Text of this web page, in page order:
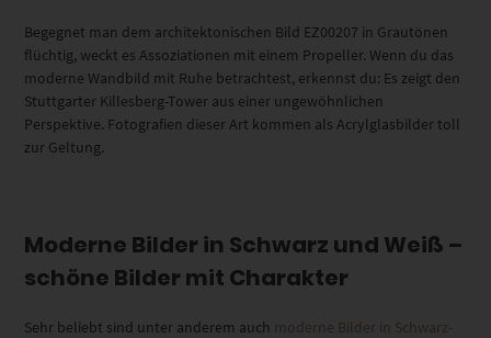
Begegnet man dem architektonischen Bild EZ00207 in Grautönen
flüchtig, weckt es Assoziationen mit einem Propeller. Wenn du das
moderne Wandbild mit Ruhe betrachtest, erkennst du: Es zeigt den
Stuttgarter Killesberg-Tower aus einer ungewöhnlichen
Perspektive. Fotografien dieser Art kommen als Acrylglasbilder toll
zur Geltung.
Moderne Bilder in Schwarz und Weiß –
schöne Bilder mit Charakter
Sehr beliebt sind unter anderem auch moderne Bilder in Schwarz-